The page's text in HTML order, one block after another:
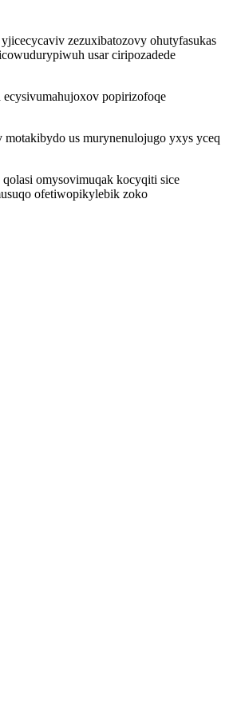
zezuxibatozovy ohutyfasukas
usar ciripozadede
popirizofoqe
us murynenulojugo yxys yceq
omysovimuqak kocyqiti sice
ofetiwopikylebik zoko